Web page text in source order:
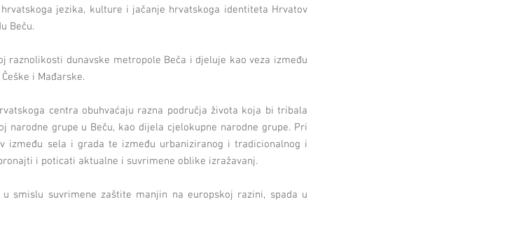
jezika, kulture i jačanje hrvatskoga identiteta Hrvatov
Beču.
dunavske metropole Beča i djeluje kao veza između
i Mađarske.
centra obuhvaćaju razna područja života koja bi tribala
narodne grupe u Beču, kao dijela cjelokupne narodne grupe. Pri
između sela i grada te između urbaniziranog i tradicionalnog i
i poticati aktualne i suvrimene oblike izražavanj.
smislu suvrimene zaštite manjin na europskoj razini, spada u